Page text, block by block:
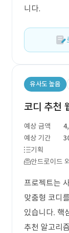
니다.
유사도 높음
코디 추천
예상 금액
예상 기간
기획
안드로이드
프로젝트는
맞춤형 코디
있습니다. 핵
추천 알고리